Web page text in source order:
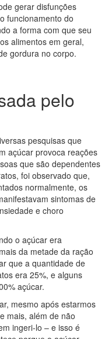
gerar disfunções
funcionamento do
a forma com que seu
alimentos em geral,
gordura no corpo.
pelo
pesquisas que
açúcar provoca reações
que são dependentes
foi observado que,
normalmente, os
sintomas de
e choro
o açúcar era
da metade da ração
que a quantidade de
era 25%, e alguns
açúcar.
mesmo após estarmos
mais, além de não
ingeri-lo – e isso é